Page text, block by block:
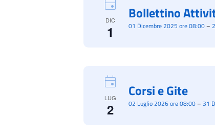
DIC
1 01 Dicembre 2025 ore 08:00–
Bollettino
LUG
2 02 Luglio 2026 ore 08:00– 31
Corsi e Gite